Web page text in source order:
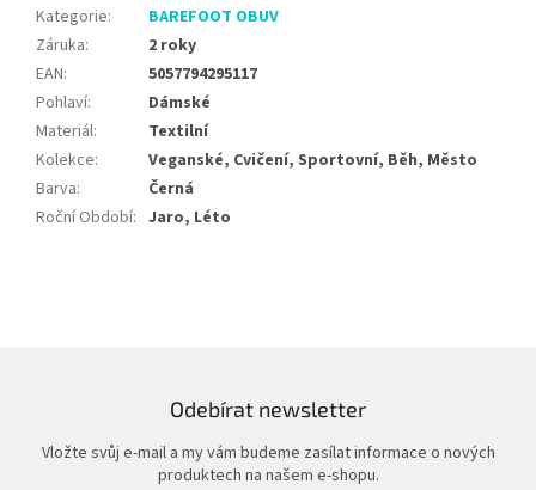
Kategorie:
BAREFOOT OBUV
Záruka:
2 roky
EAN:
5057794295117
Pohlaví:
Dámské
Materiál:
Textilní
Kolekce:
Veganské, Cvičení, Sportovní, Běh, Město
Barva:
Černá
Roční Období: Jaro, Léto
Odebírat newsletter
Vložte svůj e-mail a my vám budeme zasílat informace o nových
produktech na našem e-shopu.